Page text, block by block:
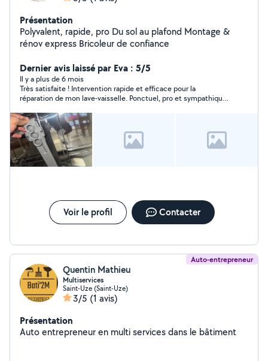
Présentation
Polyvalent, rapide, pro Du sol au plafond Montage &
rénov express Bricoleur de confiance
Dernier avis laissé par Eva : 5/5
Il y a plus de 6 mois
Très satisfaite ! Intervention rapide et efficace pour la
réparation de mon lave-vaisselle. Ponctuel, pro et sympathique.
Voir le profil Contacter
Auto-entrepreneur
Quentin Mathieu
Multiservices
Saint-Uze (Saint-Uze)
3/5 (1 avis)
Présentation
Auto entrepreneur en multi services dans le bâtiment